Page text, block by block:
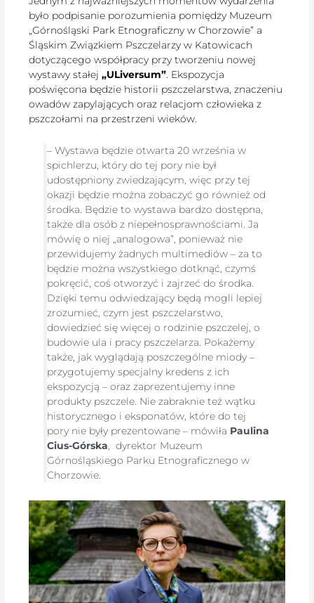
było podpisanie porozumienia pomiędzy Muzeum
„Górnośląski Park Etnograficzny w Chorzowie” a
Śląskim Związkiem Pszczelarzy w Katowicach
dotyczącego współpracy przy tworzeniu nowej
wystawy stałej„ULiversum”. Ekspozycja
poświęcona będzie historii pszczelarstwa, znaczeniu
owadów zapylających oraz relacjom człowieka z
pszczołami na przestrzeni wieków.
– Wystawa będzie otwarta 20 września w
spichlerzu, który do tej pory nie był
udostępniony zwiedzającym, więc przy tej
okazji będzie można zobaczyć go również od
środka. Będzie to wystawa bardzo dostępna,
także dla osób z niepełnosprawnościami. Ja
mówię o niej „analogowa”, ponieważ nie
przewidujemy żadnych multimediów – za to
będzie można wszystkiego dotknąć, czymś
pokręcić, coś otworzyć i zajrzeć do środka.
Dzięki temu odwiedzający będą mogli lepiej
zrozumieć, czym jest pszczelarstwo,
dowiedzieć się więcej o rodzinie pszczelej, o
budowie ula i pracy pszczelarza. Pokażemy
także, jak wyglądają poszczególne miody –
przygotujemy specjalny kredens z ich
ekspozycją – oraz zaprezentujemy inne
produkty pszczele. Nie zabraknie też wątku
historycznego i eksponatów, które do tej
pory nie były prezentowane – mówiła Paulina
Cius-Górska, dyrektor Muzeum
Górnośląskiego Parku Etnograficznego w
Chorzowie.